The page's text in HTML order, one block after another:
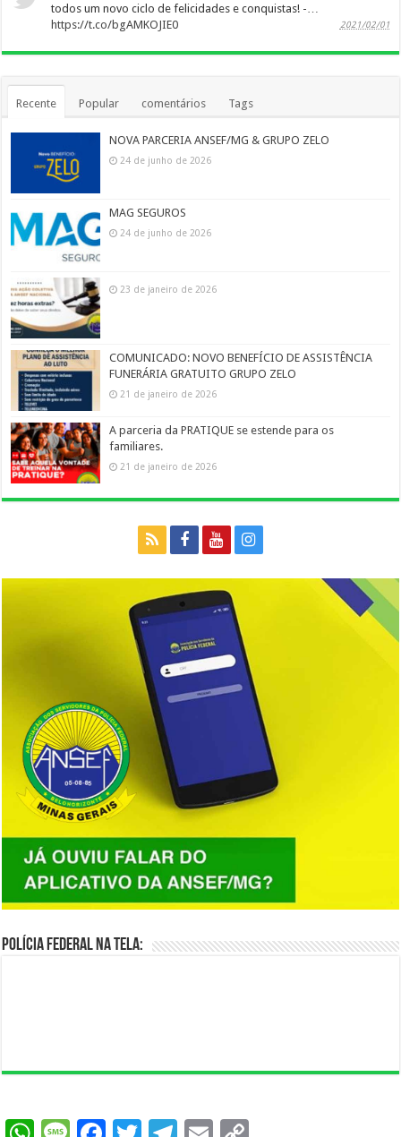
todos um novo ciclo de felicidades e conquistas! -…
https://t.co/bgAMKOJIE0
2021/02/01
Recente Popular comentários Tags
NOVA PARCERIA ANSEF/MG & GRUPO ZELO
24 de junho de 2026
MAG SEGUROS
24 de junho de 2026
23 de janeiro de 2026
COMUNICADO: NOVO BENEFÍCIO DE ASSISTÊNCIA
FUNERÁRIA GRATUITO GRUPO ZELO
21 de janeiro de 2026
A parceria da PRATIQUE se estende para os
familiares.
21 de janeiro de 2026
Polícia Federal na Tela: